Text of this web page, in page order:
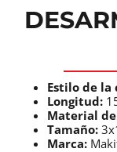
Estilo de la
Longitud:
Material
Tamaño:
Marca: